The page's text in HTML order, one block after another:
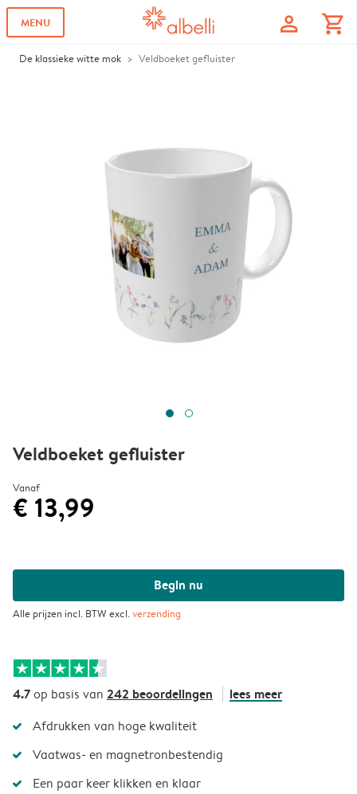
MENU profile shopping_cart
De klassieke witte mok Veldboeket gefluister
Veldboeket gefluister
Vanaf
€ 13,99
Begin nu
Alle prijzen incl. BTW excl.verzending
4.7op basis van 242 beoordelingen lees meer
Afdrukken van hoge kwaliteit
Vaatwas- en magnetronbestendig
Een paar keer klikken en klaar